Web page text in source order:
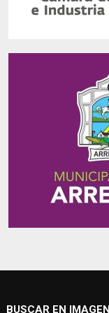
BUSCAR EN IMAGEN